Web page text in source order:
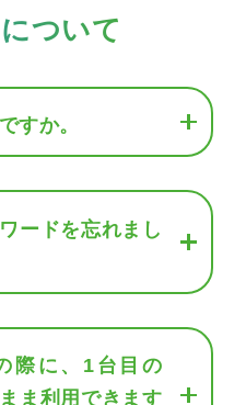
ついて
すか。
ードを忘れまし
際に、1台目の
ま利用できます